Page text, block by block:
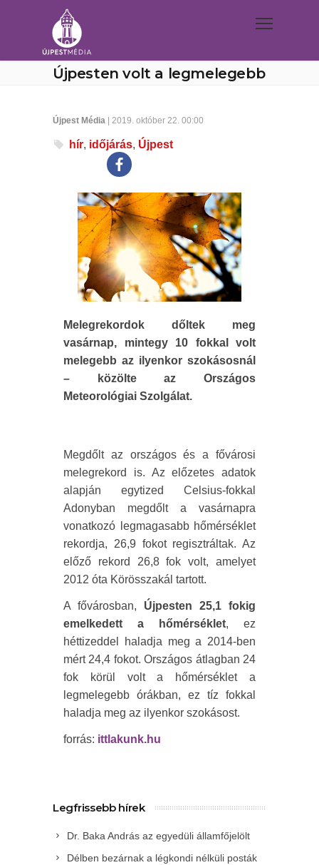
Újpesten volt a legmelegebb
Újpest Média | 2019. október 22. 00:00
hír, időjárás, Újpest
Melegrekordok dőltek meg
vasárnap, mintegy 10 fokkal volt
melegebb az ilyenkor szokásosnál
– közölte az Országos
Meteorológiai Szolgálat.
Megdőlt az országos és a fővárosi
melegrekord is. Az előzetes adatok
alapján egytized Celsius-fokkal
Adonyban megdőlt a vasárnapra
vonatkozó legmagasabb hőmérséklet
rekordja, 26,9 fokot regisztráltak. Az
előző rekord 26,8 fok volt, amelyet
2012 óta Körösszakál tartott.
A fővárosban, Újpesten 25,1 fokig
emelkedett a hőmérséklet, ez
héttizeddel haladja meg a 2014-ben
mért 24,4 fokot. Országos átlagban 24
fok körül volt a hőmérséklet a
legmelegebb órákban, ez tíz fokkal
haladja meg az ilyenkor szokásost.
forrás: ittlakunk.hu
Legfrissebb hírek
Dr. Baka András az egyedüli államfőjelölt
Délben bezárnak a légkondi nélküli posták